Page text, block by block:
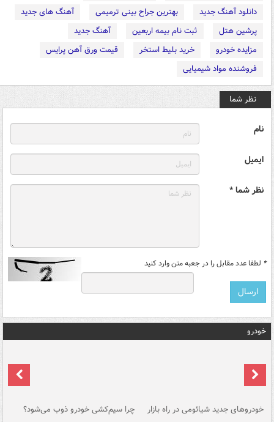
دانلود آهنگ جدید
بهترین جراح بینی ترمیمی
آهنگ های جدید
پرشین هتل
ثبت نام بیمه اربعین
آهنگ جدید
مزایده خودرو
خرید بلیط استخر
قیمت ورق آهن پرایس
فروشنده مواد شیمیایی
نظر شما
نام
ایمیل
نظر شما *
* لطفا عدد مقابل را در جعبه متن وارد کنید
خودرو
خودروهای جدید شیائومی در راه بازار چرا سیم‌کشی خودرو ذوب می‌شود؟